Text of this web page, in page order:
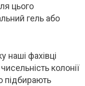
цього
гель або
фахівці
колонії
підбирають